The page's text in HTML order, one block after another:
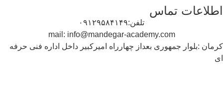
اطلاعات تماس
تلفن:۰۹۱۲۹۵۸۴۱۴۹
mail: info@mandegar-academy.com
کرمان :بلوار جمهوری بعداز چهارراه امیرکبیر داخل اداره فنی حرفه
ای